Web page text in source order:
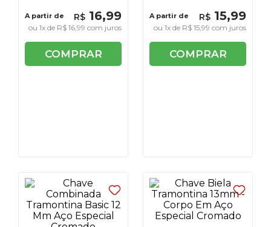
A partir de R$ 16,99
ou1x de R$ 16,99 com juros
COMPRAR
A partir de R$ 15,99
ou1x de R$ 15,99 com juros
COMPRAR